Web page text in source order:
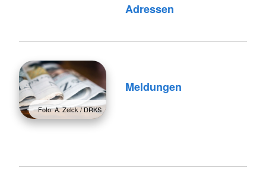
Adressen
Foto: A. Zelck / DRKS
Meldungen